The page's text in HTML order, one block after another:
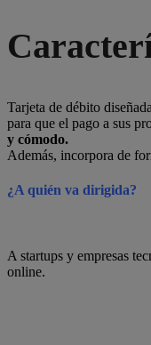
Tarjeta de débito
para que el pago a sus
y cómodo.
Además, incorpora de
¿A quién va dirigida?
A startups y empresas
online.